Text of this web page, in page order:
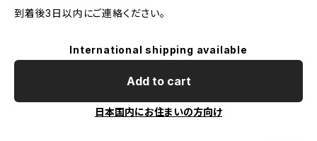
到着後3日以内にご連絡ください。
International shipping available
Add to cart
日本国内にお住まいの方向け